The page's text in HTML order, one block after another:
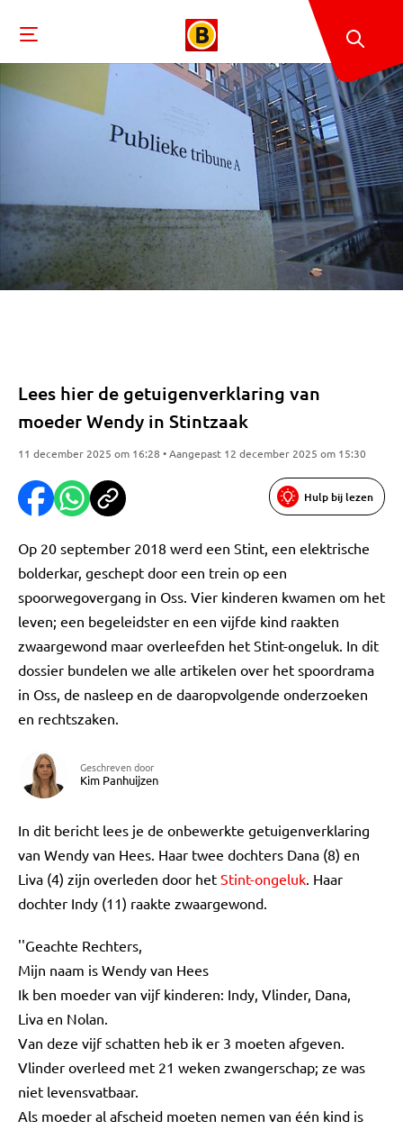
Lees hier de getuigenverklaring van
moeder Wendy in Stintzaak
11 december 2025 om 16:28 • Aangepast 12 december 2025 om 15:30
Hulp bij lezen
Op 20 september 2018 werd een Stint, een elektrische
bolderkar, geschept door een trein op een
spoorwegovergang in Oss. Vier kinderen kwamen om het
leven; een begeleidster en een vijfde kind raakten
zwaargewond maar overleefden het Stint-ongeluk. In dit
dossier bundelen we alle artikelen over het spoordrama
in Oss, de nasleep en de daaropvolgende onderzoeken
en rechtszaken.
Geschreven door
Kim Panhuijzen
In dit bericht lees je de onbewerkte getuigenverklaring
van Wendy van Hees. Haar twee dochters Dana (8) en
Liva (4) zijn overleden door het Stint-ongeluk. Haar
dochter Indy (11) raakte zwaargewond.
''Geachte Rechters,
Mijn naam is Wendy van Hees
Ik ben moeder van vijf kinderen: Indy, Vlinder, Dana,
Liva en Nolan.
Van deze vijf schatten heb ik er 3 moeten afgeven.
Vlinder overleed met 21 weken zwangerschap; ze was
niet levensvatbaar.
Als moeder al afscheid moeten nemen van één kind is